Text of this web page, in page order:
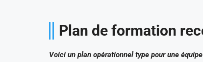
Plan de formation
Voici un plan opérationnel type pour une